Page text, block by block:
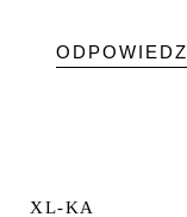
ODPOWIEDZ
XL-KA